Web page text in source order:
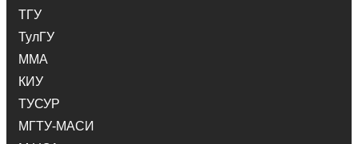
ТГУ
ТулГУ
ММА
КИУ
ТУСУР
МГТУ-МАСИ